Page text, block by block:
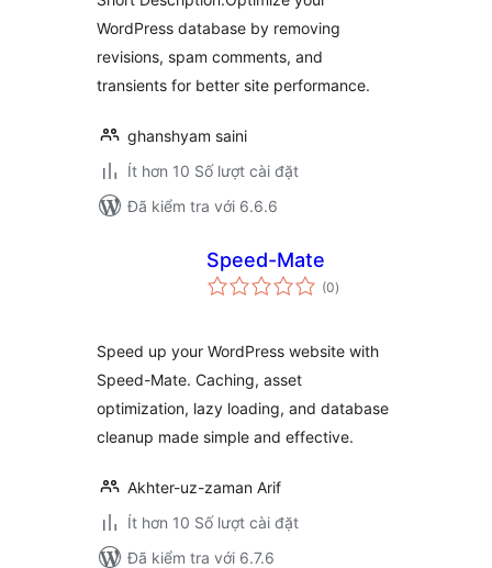
WordPress database by removing
revisions, spam comments, and
transients for better site performance.
ghanshyam saini
Ít hơn 10 Số lượt cài đặt
Đã kiểm tra với 6.6.6
Speed-Mate
(0tổng
đánh
)
Speed up your WordPress website with
Speed-Mate. Caching, asset
optimization, lazy loading, and database
cleanup made simple and effective.
Akhter-uz-zaman Arif
Ít hơn 10 Số lượt cài đặt
Đã kiểm tra với 6.7.6